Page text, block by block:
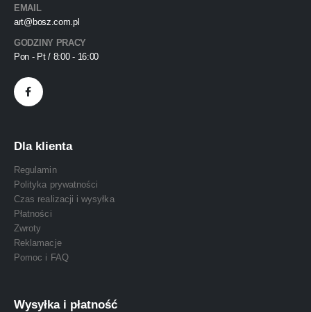
EMAIL
art@bosz.com.pl
GODZINY PRACY
Pon - Pt / 8:00 - 16:00
Dla klienta
Regulamin
Polityka prywatności
Czas realizacji i wysyłka
Płatności
Zwroty
Reklamacje
Pomoc i FAQ
Wysyłka i płatność